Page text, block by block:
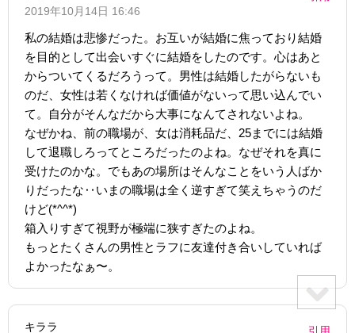
2019年10月14日 16:46
私の結婚は悲惨だった。お互いが結婚に焦っており結婚
を目的として出会いすぐに結婚をしたのです。心はあと
からついてくるだろうって。男性は結婚したがらないも
のだ、女性は若くなければ価値がないって思い込んでい
て。自分がそんなだから大事になんてされないよね。
なぜかね、前の職場が、女は消耗品だ、25までには結婚
して退職しろってところだったのよね。なぜそれを真に
受けたのかな。でもあの場所はそんなことをいう人ばか
りだったな‥いまの職場は全く逆すぎて笑えちゃうのだ
けど(*^^*)
箱入りすぎて視野が極端に狭すぎたのよね。
もっとたくさんの男性とラフに友達付き合いしていれば
よかったなぁ〜。
キララ 引用